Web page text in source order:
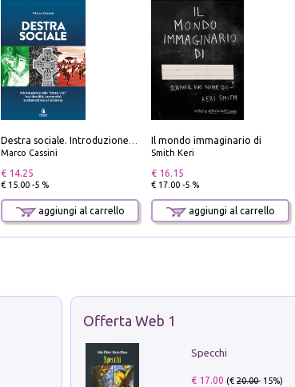
Marco Cassini
€ 14.25
€ 15.00 -5 %
aggiungi al carrello
Il mondo immaginario di
Smith Keri
€ 16.15
€ 17.00 -5 %
aggiungi al carrello
Offerta Web 1
Specchi
€ 17.00 (€20.00- 15%)